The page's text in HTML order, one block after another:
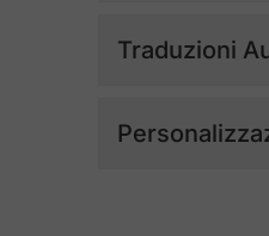
Traduzioni